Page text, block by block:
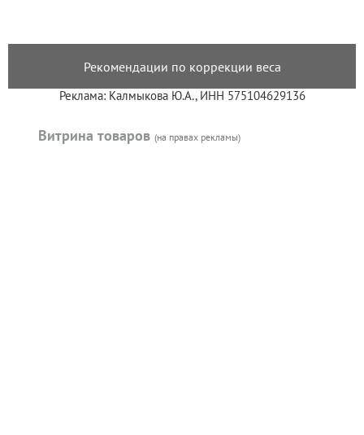
Рекомендации по коррекции веса
Реклама: Калмыкова Ю.А., ИНН 575104629136
Витрина товаров (на правах рекламы)